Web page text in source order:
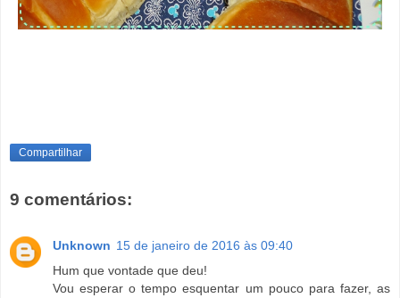
Compartilhar
9 comentários:
Unknown 15 de janeiro de 2016 às 09:40
Hum que vontade que deu!
Vou esperar o tempo esquentar um pouco para fazer, as